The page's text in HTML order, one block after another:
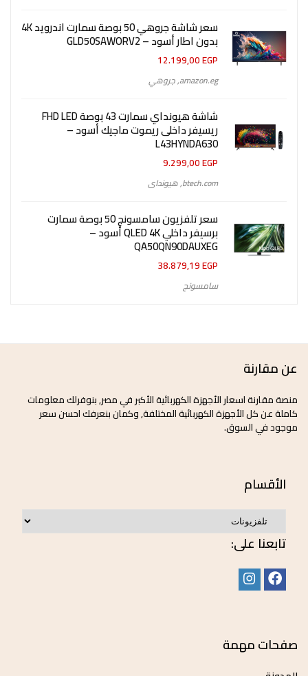
سعر شاشة جروهي 50 بوصة سمارت اندرويد 4K
بدون اطار أسود – GLD50SAWORV2
12.199,00EGP
amazon.eg
,جروهي
شاشة هيونداي سمارت 43 بوصة FHD LED
ريسيفر داخلى ريموت ماجيك أسود –
L43HYNDA630
9.299,00EGP
btech.com
,هيونداى
سعر تلفزيون سامسونج 50 بوصة سمارت
برسيفر داخلي QLED 4K أسود –
QA50QN90DAUXEG
38.879,19EGP
سامسونج
عن مقارنة
منصة مقارنة اسعار الأجهزة الكهربائية الأكبر في مصر, بنوفرلك معلومات
كاملة عن كل الأجهزة الكهربائية المختلفة, وكمان بنعرفك احسن سعر
موجود في السوق.
الأقسام
تابعنا على:
صفحات مهمة